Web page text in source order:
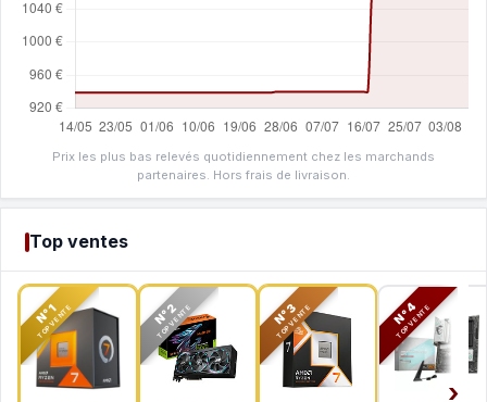
Prix les plus bas relevés quotidiennement chez les marchands
partenaires. Hors frais de livraison.
Top ventes
N°1
TOP VENTE N°2
TOP VENTE N°3
TOP VENTE N°4
TOP VENTE